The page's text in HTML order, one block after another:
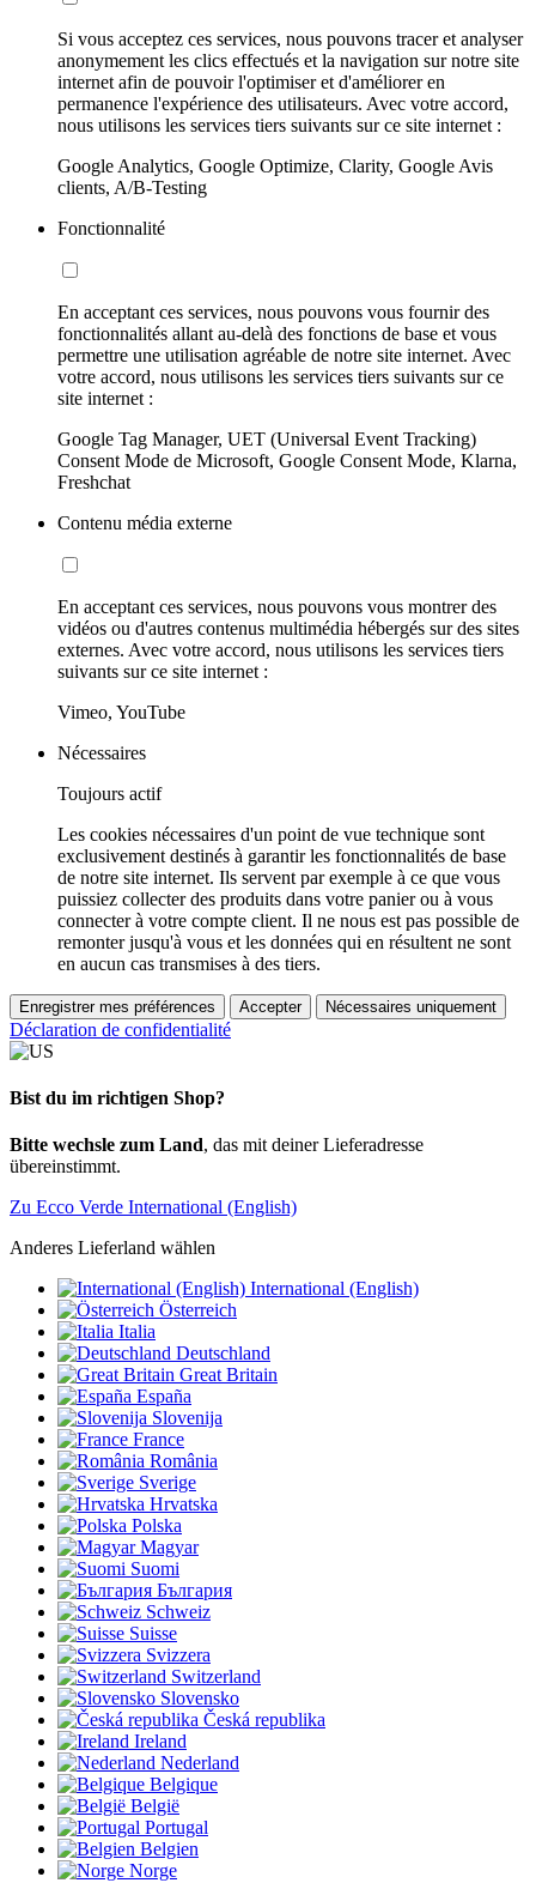
Si vous acceptez ces services, nous pouvons tracer et analyser
anonymement les clics effectués et la navigation sur notre site
internet afin de pouvoir l'optimiser et d'améliorer en
permanence l'expérience des utilisateurs. Avec votre accord,
nous utilisons les services tiers suivants sur ce site internet :
Google Analytics, Google Optimize, Clarity, Google Avis
clients, A/B-Testing
Fonctionnalité
En acceptant ces services, nous pouvons vous fournir des
fonctionnalités allant au-delà des fonctions de base et vous
permettre une utilisation agréable de notre site internet. Avec
votre accord, nous utilisons les services tiers suivants sur ce
site internet :
Google Tag Manager, UET (Universal Event Tracking)
Consent Mode de Microsoft, Google Consent Mode, Klarna,
Freshchat
Contenu média externe
En acceptant ces services, nous pouvons vous montrer des
vidéos ou d'autres contenus multimédia hébergés sur des sites
externes. Avec votre accord, nous utilisons les services tiers
suivants sur ce site internet :
Vimeo, YouTube
Nécessaires
Toujours actif
Les cookies nécessaires d'un point de vue technique sont
exclusivement destinés à garantir les fonctionnalités de base
de notre site internet. Ils servent par exemple à ce que vous
puissiez collecter des produits dans votre panier ou à vous
connecter à votre compte client. Il ne nous est pas possible de
remonter jusqu'à vous et les données qui en résultent ne sont
en aucun cas transmises à des tiers.
Enregistrer mes préférences Accepter Nécessaires uniquement
Déclaration de confidentialité
Bist du im richtigen Shop?
Bitte wechsle zum Land, das mit deiner Lieferadresse
übereinstimmt.
Zu Ecco Verde International (English)
Anderes Lieferland wählen
International (English)
Österreich
Italia
Deutschland
Great Britain
España
Slovenija
France
România
Sverige
Hrvatska
Polska
Magyar
Suomi
България
Schweiz
Suisse
Svizzera
Switzerland
Slovensko
Česká republika
Ireland
Nederland
Belgique
België
Portugal
Belgien
Norge